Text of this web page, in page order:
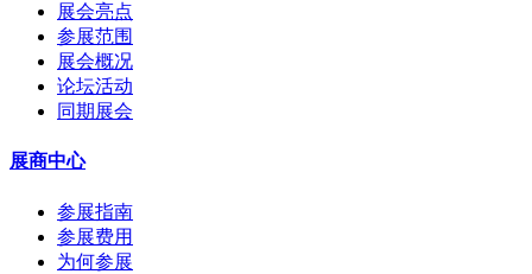
展会亮点
参展范围
展会概况
论坛活动
同期展会
展商中心
参展指南
参展费用
为何参展